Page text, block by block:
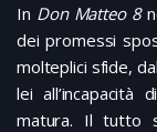
In Don Matteo 8
dei promessi
molteplici sfide,
lei all’incapacità
matura. Il tutto